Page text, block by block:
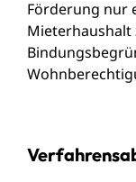
Förderung nur